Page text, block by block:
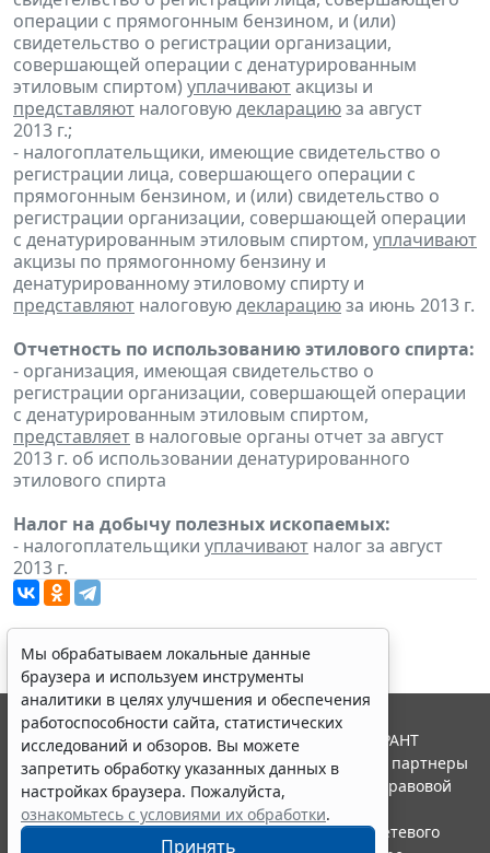
операции с прямогонным бензином, и (или)
свидетельство о регистрации организации,
совершающей операции с денатурированным
этиловым спиртом) уплачиваютакцизы и
представляют налоговуюдекларациюза август
2013 г.;
- налогоплательщики, имеющие свидетельство о
регистрации лица, совершающего операции с
прямогонным бензином, и (или) свидетельство о
регистрации организации, совершающей операции
с денатурированным этиловым спиртом, уплачивают
акцизы по прямогонному бензину и
денатурированному этиловому спирту и
представляют налоговуюдекларациюза июнь 2013 г.
Отчетность по использованию этилового спирта:
- организация, имеющая свидетельство о
регистрации организации, совершающей операции
с денатурированным этиловым спиртом,
представляет в налоговые органы отчет за август
2013 г. об использовании денатурированного
этилового спирта
Налог на добычу полезных ископаемых:
- налогоплательщики уплачивают налог за август
2013 г.
Мы обрабатываем локальные данные
браузера и используем инструменты
аналитики в целях улучшения и обеспечения
работоспособности сайта, статистических
исследований и обзоров. Вы можете
запретить обработку указанных данных в
настройках браузера. Пожалуйста,
ознакомьтесь с условиями их обработки.
Принять
© ООО "НПП "ГАРАНТ-СЕРВИС", 2026. Система ГАРАНТ
выпускается с 1990 года. Компания "Гарант" и ее партнеры
являются участниками Российской ассоциации правовой
информации ГАРАНТ.
Портал ГАРАНТ.РУ зарегистрирован в качестве сетевого